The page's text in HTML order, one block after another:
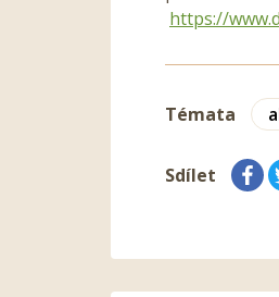
https://
Témata
Sdílet